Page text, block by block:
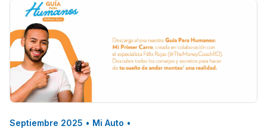
Septiembre 2025 • Mi Auto •